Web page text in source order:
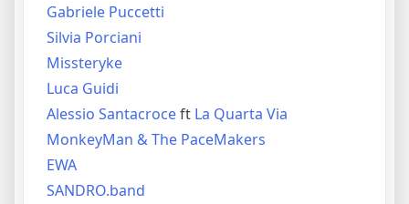
Gabriele Puccetti
Silvia Porciani
Missteryke
Luca Guidi
Alessio Santacroceft La Quarta Via
MonkeyMan & The PaceMakers
EWA
SANDRO.band